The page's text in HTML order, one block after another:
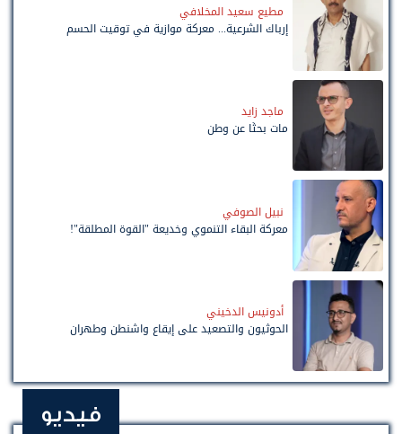
مطيع سعيد المخلافي
إرباك الشرعية... معركة موازية في توقيت الحسم
ماجد زايد
مات بحثًا عن وطن
نبيل الصوفي
معركة البقاء التنموي وخديعة "القوة المطلقة"!
أدونيس الدخيني
الحوثيون والتصعيد على إيقاع واشنطن وطهران
فيديو